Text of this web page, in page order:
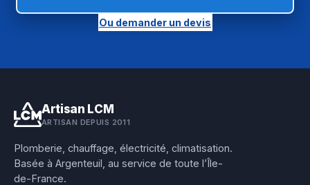
Ou demander un devis
Artisan LCM
ARTISAN DEPUIS 2011
Plomberie, chauffage, électricité, climatisation.
Basée à Argenteuil, au service de toute l’Île-
de-France.